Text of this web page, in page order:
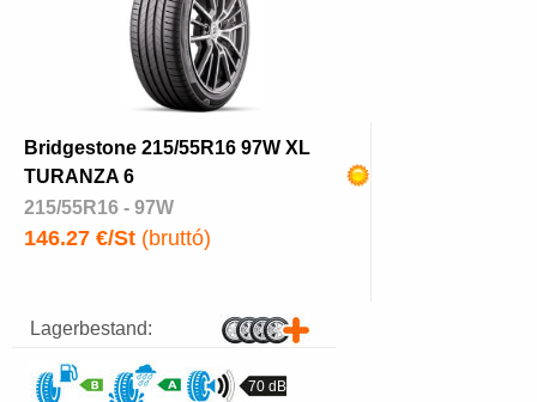
Bridgestone 215/55R16 97W XL
TURANZA 6
215/55R16 - 97W
146.27 €/St (bruttó)
Lagerbestand:
70 dB